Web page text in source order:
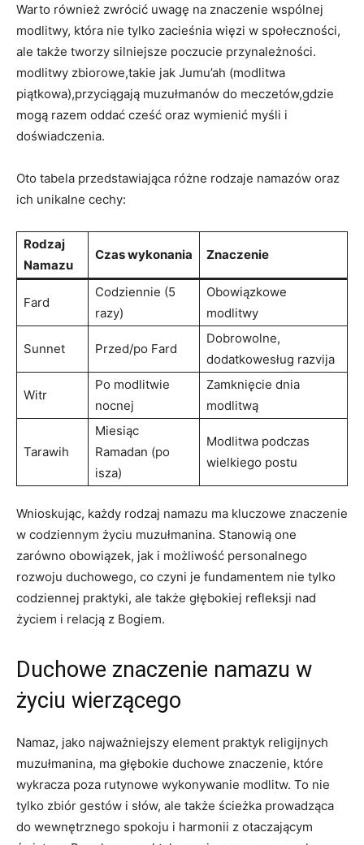
Warto ‌również zwrócić uwagę na znaczenie wspólnej
modlitwy, która nie tylko‌ zacieśnia więzi w społeczności,
ale także tworzy silniejsze poczucie przynależności.
modlitwy zbiorowe,takie jak Jumu’ah ⁢(modlitwa
piątkowa),przyciągają muzułmanów do meczetów,gdzie
mogą‍ razem⁣ oddać cześć ⁢oraz wymienić myśli i
doświadczenia.
Oto tabela przedstawiająca różne‍ rodzaje namazów oraz
ich‌ unikalne cechy:
Rodzaj
Namazu
Czas wykonania Znaczenie
Fard
Codziennie (5
‌razy)
Obowiązkowe
modlitwy
Sunnet Przed/po Fard
Dobrowolne,
dodatkowesług razvija
Witr
Po modlitwie
nocnej
Zamknięcie dnia
modlitwą
Tarawih
Miesiąc
Ramadan (po
isza)
Modlitwa podczas
⁤wielkiego postu
Wnioskując,​ każdy rodzaj ⁢namazu ma kluczowe ⁢znaczenie
w ‍codziennym życiu muzułmanina. Stanowią one
zarówno ⁤obowiązek, ⁣jak i ⁢możliwość‍ personalnego
rozwoju duchowego, co czyni je fundamentem nie tylko‍
codziennej praktyki, ale także głębokiej refleksji ⁣nad
⁣życiem i relacją z Bogiem.
Duchowe znaczenie namazu w
⁣życiu wierzącego
Namaz, jako najważniejszy element praktyk religijnych
muzułmanina, ma głębokie duchowe znaczenie, które
wykracza poza rutynowe⁤ wykonywanie ‌modlitw. To nie
tylko zbiór‍ gestów i słów, ale także ścieżka prowadząca
‌do ‍wewnętrznego​ spokoju i harmonii z otaczającym